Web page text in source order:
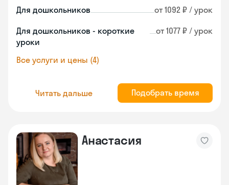
Для дошкольников от 1092 ₽ / урок
Для дошкольников - короткие
уроки
от 1077 ₽ / урок
Все услуги и цены (4)
Читать дальше Подобрать время
Анастасия